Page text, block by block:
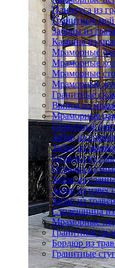
Плинтуса из
Гранитные
Заборы из
Камины из
Мраморные
Мраморные
Мраморные
Мраморные
Гранитные
Ванны из
Мраморные
Гранитные
Забор из
Забор из
Оградка из
Оградка из
Забор из
Забор из
Забор из
Столешница
Мраморные
Гранитные
Бордюр из
Гранитные